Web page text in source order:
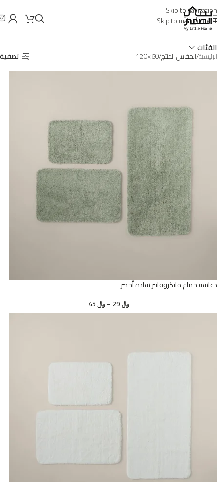
Skip to navigation
Skip to main content
الفئات
الرئيسية المقاس المنتج60×120 تصفية
دعاسة حمام مايكروفايبر سادة أخضر
﷼
–﷼